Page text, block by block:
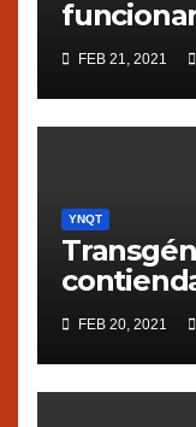
FEB 21, 2021
YNQT
FEB 20, 2021